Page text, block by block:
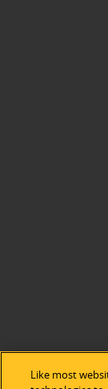
Like most